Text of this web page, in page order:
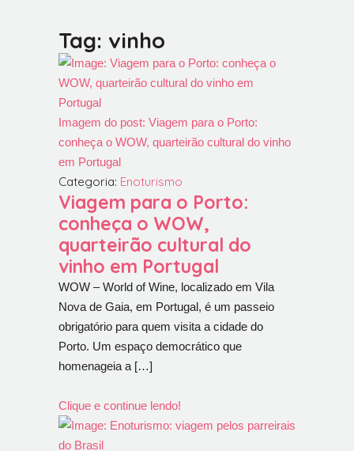
Tag: vinho
Imagem do post: Viagem para o Porto:
conheça o WOW, quarteirão cultural do vinho
em Portugal
Categoria: Enoturismo
Viagem para o Porto:
conheça o WOW,
quarteirão cultural do
vinho em Portugal
WOW – World of Wine, localizado em Vila
Nova de Gaia, em Portugal, é um passeio
obrigatório para quem visita a cidade do
Porto. Um espaço democrático que
homenageia a […]
Clique e continue lendo!